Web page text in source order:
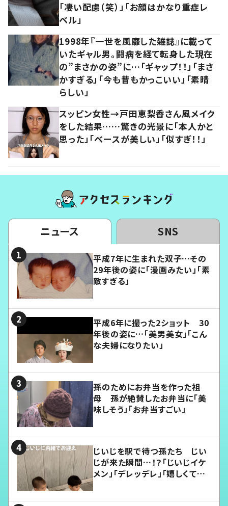
「凄い配慮（笑）」「お顔はかなり重症レ
ベル」
1998年『一世を風靡した雑誌』に載って
いたギャル男。闘病を経て転身した現在
の”まさかの姿”に…「ギャップ！！」「まさ
かすぎる」「今も昔もかっこいい」「素晴
らしい」
スッピン女性→戸田恵梨香さん風メイク
をした結果……驚きの光景に「本人かと
思った」「ベースが美しい」「似すぎ！！」
ニュース SNS
平成7年に生まれた双子…その
29年後の姿に「漫画みたい」「素
敵すぎる」
平成6年に撮った2ショット 30
年後の姿に…「美男美女」「こん
な夫婦になりたい」
孫のためにお弁当を作った祖
母 孫が絶賛したお弁当に「美
味しそう」「お弁当すごい」
じいじを駅で待つ孫たち じい
じが来た瞬間…！？「じいじイケ
メン」「デレッデレ」「嬉しくて可